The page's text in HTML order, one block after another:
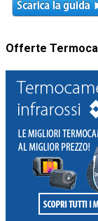
Offerte